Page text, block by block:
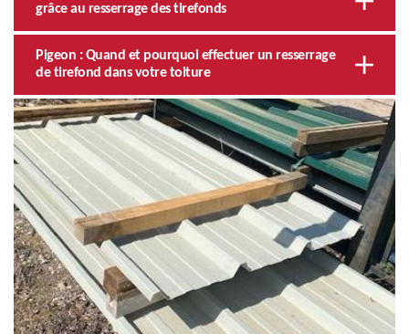
grâce au resserrage des tirefonds
Pigeon : Quand et pourquoi effectuer un resserrage
de tirefond dans votre toiture